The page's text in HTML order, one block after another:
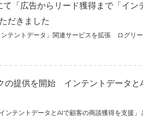
「広告からリード獲得まで「イン
だきました
テントデータ」関連サービスを拡張 ログリ
提供を開始 インテントデータと
テントデータとAIで顧客の商談獲得を支援」